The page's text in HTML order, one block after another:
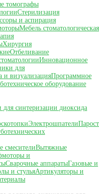
томографы
Стерилизация
и аспирация
Мебель стоматологическая
Хирургия
Отбеливание
Инновационное
для
и визуализацияПрограммное
оборудование
для синтеризации диоксида
Электрошпатели
смесителиВытяжные
и
Сварочные аппаратыГазовые и
и стульяАртикуляторы и